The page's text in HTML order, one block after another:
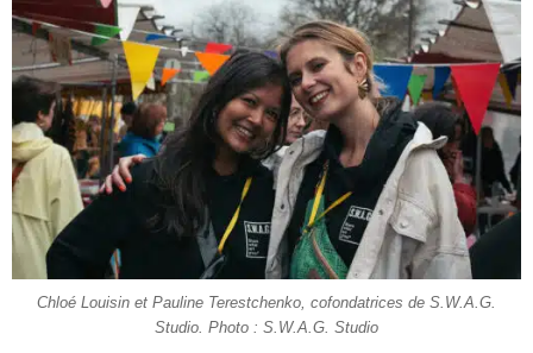
Chloé Louisin et Pauline Terestchenko, cofondatrices de S.W.A.G.
Studio. Photo : S.W.A.G. Studio